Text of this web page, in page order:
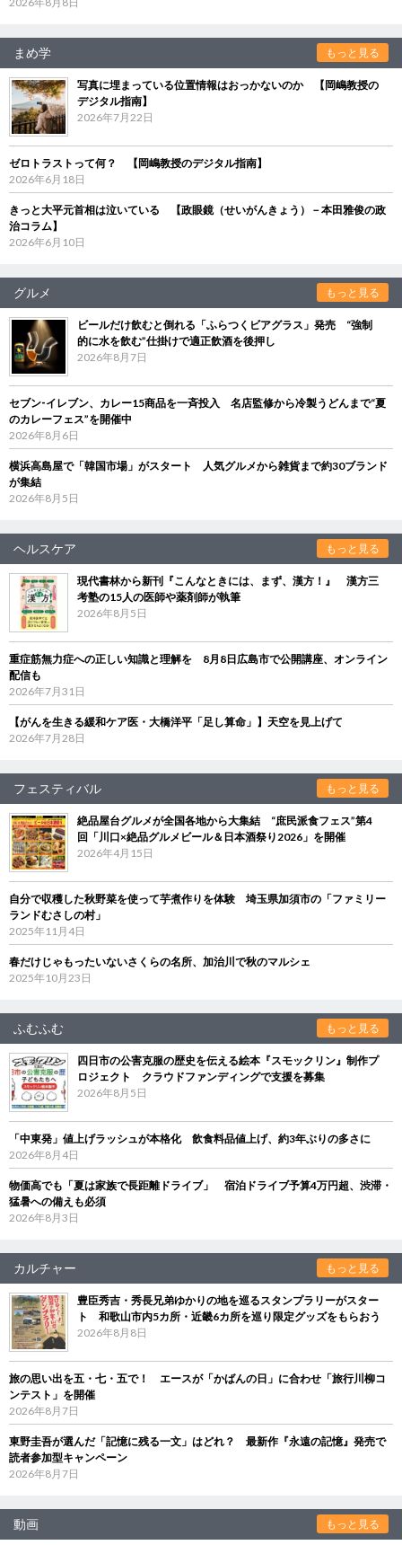
まめ学 もっと見る
写真に埋まっている位置情報はおっかないのか 【岡嶋教授の
デジタル指南】
2026年7月22日
ゼロトラストって何？ 【岡嶋教授のデジタル指南】
2026年6月18日
きっと大平元首相は泣いている 【政眼鏡（せいがんきょう）－本田雅俊の政
治コラム】
2026年6月10日
グルメ もっと見る
ビールだけ飲むと倒れる「ふらつくビアグラス」発売 “強制
的に水を飲む”仕掛けで適正飲酒を後押し
2026年8月7日
セブン‐イレブン、カレー15商品を一斉投入 名店監修から冷製うどんまで“夏
のカレーフェス”を開催中
2026年8月6日
横浜高島屋で「韓国市場」がスタート 人気グルメから雑貨まで約30ブランド
が集結
2026年8月5日
ヘルスケア もっと見る
現代書林から新刊『こんなときには、まず、漢方！』 漢方三
考塾の15人の医師や薬剤師が執筆
2026年8月5日
重症筋無力症への正しい知識と理解を 8月8日広島市で公開講座、オンライン
配信も
2026年7月31日
【がんを生きる緩和ケア医・大橋洋平「足し算命」】天空を見上げて
2026年7月28日
フェスティバル もっと見る
絶品屋台グルメが全国各地から大集結 “庶民派食フェス”第4
回「川口×絶品グルメビール＆日本酒祭り2026」を開催
2026年4月15日
自分で収穫した秋野菜を使って芋煮作りを体験 埼玉県加須市の「ファミリー
ランドむさしの村」
2025年11月4日
春だけじゃもったいないさくらの名所、加治川で秋のマルシェ
2025年10月23日
ふむふむ もっと見る
四日市の公害克服の歴史を伝える絵本『スモックリン』制作プ
ロジェクト クラウドファンディングで支援を募集
2026年8月5日
「中東発」値上げラッシュが本格化 飲食料品値上げ、約3年ぶりの多さに
2026年8月4日
物価高でも「夏は家族で長距離ドライブ」 宿泊ドライブ予算4万円超、渋滞・
猛暑への備えも必須
2026年8月3日
カルチャー もっと見る
豊臣秀吉・秀長兄弟ゆかりの地を巡るスタンプラリーがスター
ト 和歌山市内5カ所・近畿6カ所を巡り限定グッズをもらおう
2026年8月8日
旅の思い出を五・七・五で！ エースが「かばんの日」に合わせ「旅行川柳コ
ンテスト」を開催
2026年8月7日
東野圭吾が選んだ「記憶に残る一文」はどれ？ 最新作『永遠の記憶』発売で
読者参加型キャンペーン
2026年8月7日
動画 もっと見る